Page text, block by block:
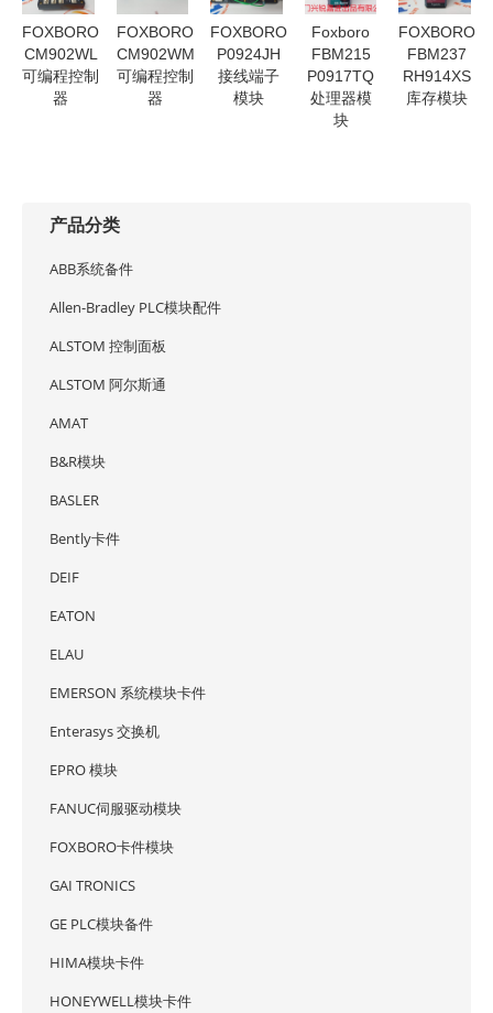
FOXBORO
CM902WL
可编程控制
器
FOXBORO
CM902WM
可编程控制
器
FOXBORO
P0924JH
接线端子
模块
Foxboro
FBM215
P0917TQ
处理器模
块
FOXBORO
FBM237
RH914XS
库存模块
产品分类
ABB系统备件
Allen-Bradley PLC模块配件
ALSTOM 控制面板
ALSTOM 阿尔斯通
AMAT
B&R模块
BASLER
Bently卡件
DEIF
EATON
ELAU
EMERSON 系统模块卡件
Enterasys 交换机
EPRO 模块
FANUC伺服驱动模块
FOXBORO卡件模块
GAI TRONICS
GE PLC模块备件
HIMA模块卡件
HONEYWELL模块卡件